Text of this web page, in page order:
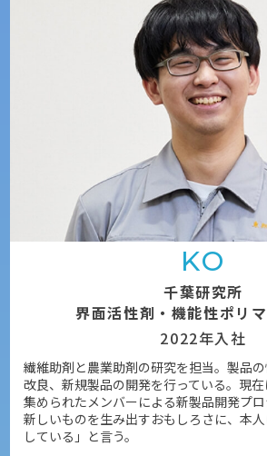
KO
千葉研究所
界面活性剤・機能性ポリ
2022年入社
繊維助剤と農業助剤の研究を担当。製品
改良、新規製品の開発を行っている。現
集められたメンバーによる新製品開発プロ
新しいものを生み出すおもしろさに、本
している」と言う。